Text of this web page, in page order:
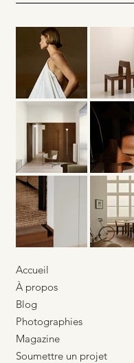
espaces qui
Accueil
À propos
Blog
Photographies
Magazine
Soumettre un projet